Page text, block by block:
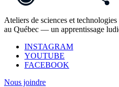
Ateliers de sciences et
au Québec — un apprentissage
INSTAGRAM
YOUTUBE
FACEBOOK
Nous joindre